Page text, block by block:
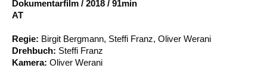
Dokumentarfilm / 2018 / 91min
AT
Regie: Birgit Bergmann, Steffi Franz, Oliver Werani
Drehbuch: Steffi Franz
Kamera: Oliver Werani